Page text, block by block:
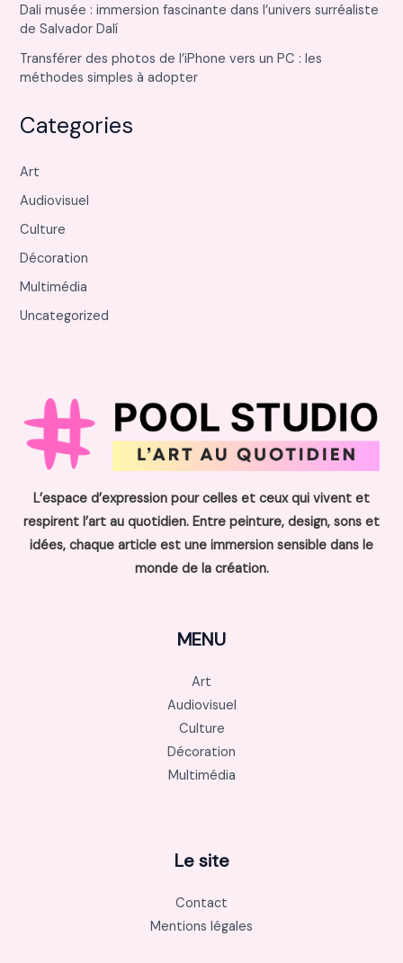
Dali musée : immersion fascinante dans l’univers surréaliste
de Salvador Dalí
Transférer des photos de l’iPhone vers un PC : les
méthodes simples à adopter
Categories
Art
Audiovisuel
Culture
Décoration
Multimédia
Uncategorized
L’espace d’expression pour celles et ceux qui vivent et
respirent l’art au quotidien. Entre peinture, design, sons et
idées, chaque article est une immersion sensible dans le
monde de la création.
MENU
Art
Audiovisuel
Culture
Décoration
Multimédia
Le site
Contact
Mentions légales